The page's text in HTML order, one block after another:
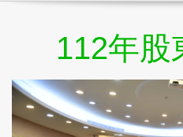
112年股